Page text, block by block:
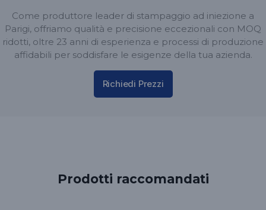
Come produttore leader di stampaggio ad iniezione a
Parigi, offriamo qualità e precisione eccezionali con MOQ
ridotti, oltre 23 anni di esperienza e processi di produzione
affidabili per soddisfare le esigenze della tua azienda.
Richiedi Prezzi
Prodotti raccomandati